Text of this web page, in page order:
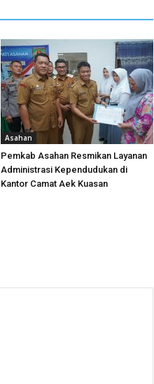
Asahan
Pemkab Asahan Resmikan Layanan
Administrasi Kependudukan di
Kantor Camat Aek Kuasan